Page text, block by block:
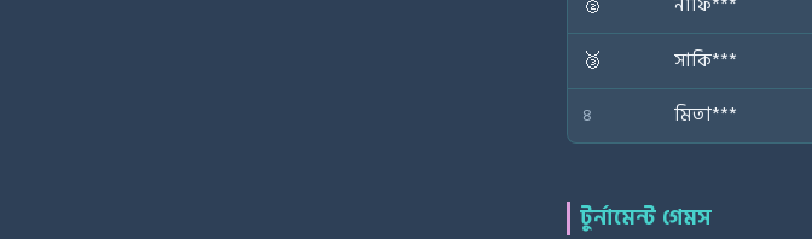
🥉 সাকি***
৪ মিতা***
টুর্নামেন্ট গেমস